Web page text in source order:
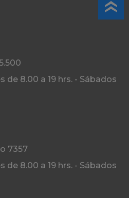
de 8.00 a 19 hrs. - Sábados
7357
de 8.00 a 19 hrs. - Sábados